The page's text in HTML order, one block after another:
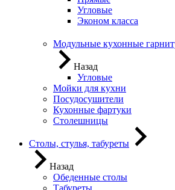
Угловые
Эконом класса
Модульные кухонные
Назад
Угловые
Мойки для кухни
Посудосушители
Кухонные фартуки
Столешницы
Столы, стулья, табуреты
Назад
Обеденные столы
Табуреты